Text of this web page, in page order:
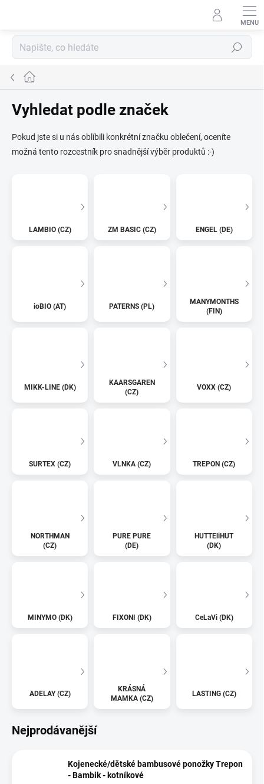
Hledat
Domů
Vyhledat podle značek
Pokud jste si u nás oblíbili konkrétní značku oblečení, oceníte
možná tento rozcestník pro snadnější výběr produktů :-)
LAMBIO (CZ) ZM BASIC (CZ) ENGEL (DE)
ioBIO (AT) PATERNS (PL)
MANYMONTHS
(FIN)
MIKK-LINE (DK)
KAARSGAREN
(CZ)
VOXX (CZ)
SURTEX (CZ) VLNKA (CZ) TREPON (CZ)
NORTHMAN
(CZ)
PURE PURE
(DE)
HUTTEliHUT
(DK)
MINYMO (DK) FIXONI (DK) CeLaVi (DK)
ADELAY (CZ)
KRÁSNÁ
MAMKA (CZ)
LASTING (CZ)
Nejprodávanější
Kojenecké/dětské bambusové ponožky Trepon
- Bambik - kotníkové